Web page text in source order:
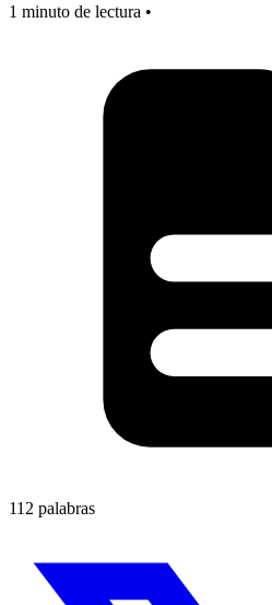
1 minuto de lectura •
112 palabras